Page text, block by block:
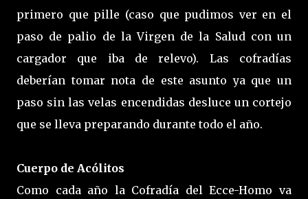
primero que pille (caso que pudimos ver en el
paso de palio de la Virgen de la Salud con un
cargador que iba de relevo). Las cofradías
deberían tomar nota de este asunto ya que un
paso sin las velas encendidas desluce un cortejo
que se lleva preparando durante todo el año.
Cuerpo de Acólitos
Como cada año la Cofradía del Ecce-Homo va